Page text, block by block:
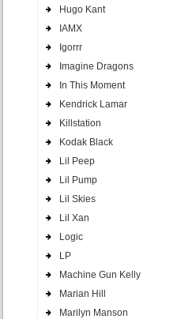
Hugo Kant
IAMX
Igorrr
Imagine Dragons
In This Moment
Kendrick Lamar
Killstation
Kodak Black
Lil Peep
Lil Pump
Lil Skies
Lil Xan
Logic
LP
Machine Gun Kelly
Marian Hill
Marilyn Manson